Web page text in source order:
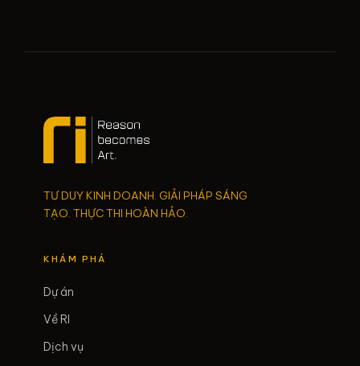
TƯ DUY KINH DOANH. GIẢI PHÁP SÁNG
TẠO. THỰC THI HOÀN HẢO.
KHÁM PHÁ
Dự án
Về RI
Dịch vụ